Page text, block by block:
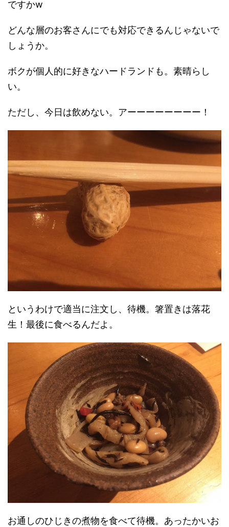
ですかw
どんな層のお客さんにでも対応できるんじゃないで
しょうか。
ボクが個人的に好きなハードランドも。素晴らし
い。
ただし、今日は飲めない。アーーーーーーーー！
というわけで適当に注文し、待機。箸置きは落花
生！最後に食べるんだよ。
お通しのひじきの煮物を食べて待機。あったかいお